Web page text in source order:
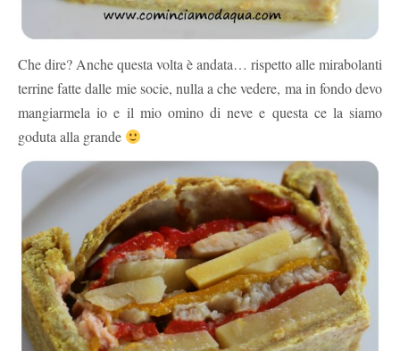
Che dire? Anche questa volta è andata… rispetto alle mirabolanti
terrine fatte dalle mie socie, nulla a che vedere, ma in fondo devo
mangiarmela io e il mio omino di neve e questa ce la siamo
goduta alla grande